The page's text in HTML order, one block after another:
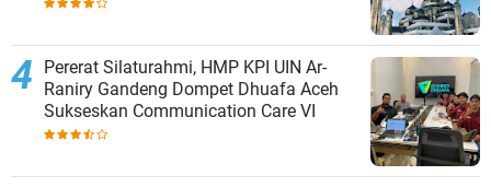
Pererat Silaturahmi, HMP KPI UIN Ar-
Raniry Gandeng Dompet Dhuafa Aceh
Sukseskan Communication Care VI